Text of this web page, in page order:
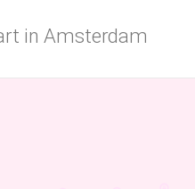
in Amsterdam